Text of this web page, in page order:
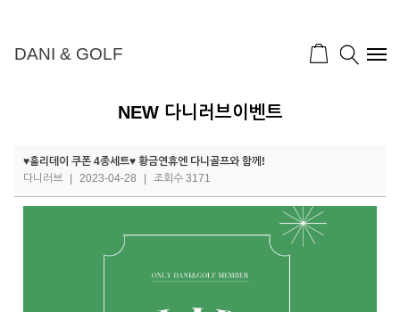
DANI & GOLF
NEW 다니러브이벤트
♥홀리데이 쿠폰 4종세트♥ 황금연휴엔 다니골프와 함께!
다니러브
2023-04-28 조회수 3171